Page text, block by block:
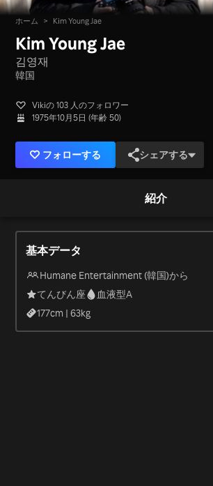
ホーム > Kim Young Jae
Kim Young Jae
김영재
韓国
Vikiの 103 人のフォロワー
1975年10月5日 (年齢 50)
フォローする シェアする
紹介
基本データ
Humane Entertainment (韓国)から
てんびん座
血液型A
177cm |63kg